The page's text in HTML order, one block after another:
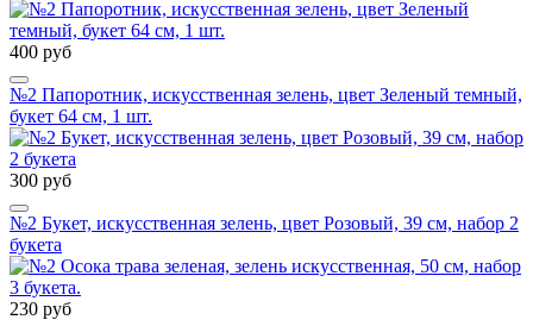
400 руб
№2 Папоротник, искусственная зелень, цвет Зеленый темный,
букет 64 см, 1 шт.
300 руб
№2 Букет, искусственная зелень, цвет Розовый, 39 см, набор 2
букета
230 руб